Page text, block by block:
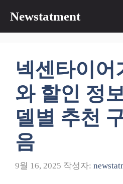
츠
Newstatment
넥센타이어
와 할인 정
델별 추천
음
9월 16, 2025 작성자: